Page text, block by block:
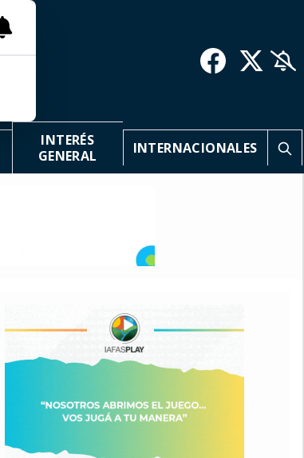
INTERÉS
GENERAL
INTERNACIONALES